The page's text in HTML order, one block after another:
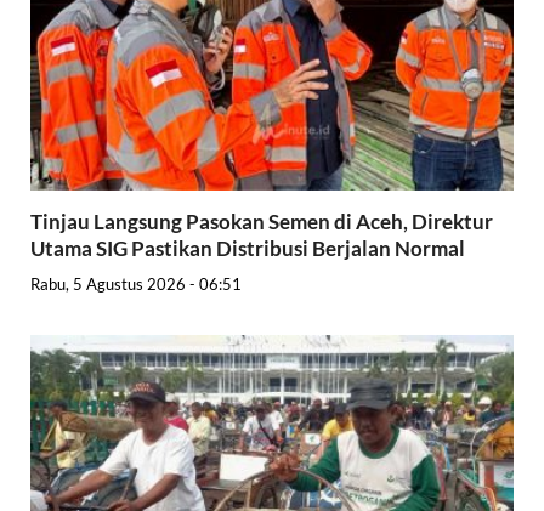
Tinjau Langsung Pasokan Semen di Aceh, Direktur
Utama SIG Pastikan Distribusi Berjalan Normal
Rabu, 5 Agustus 2026 - 06:51